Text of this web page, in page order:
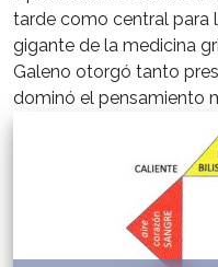
tarde como central para
gigante de la medicina
Galeno otorgó tanto
dominó el pensamiento